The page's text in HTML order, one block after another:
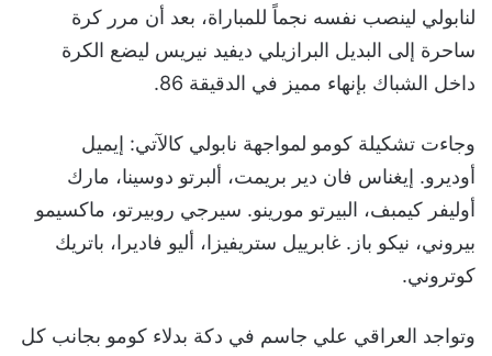
لنابولي لينصب نفسه نجماً للمباراة، بعد أن مرر كرة
ساحرة إلى البديل البرازيلي ديفيد نيريس ليضع الكرة
داخل الشباك بإنهاء مميز في الدقيقة 86.
وجاءت تشكيلة كومو لمواجهة نابولي كالآتي: إيميل
أوديرو. إيغناس فان دير بريمت، ألبرتو دوسينا، مارك
أوليفر كيمبف، البيرتو مورينو. سيرجي روبيرتو، ماكسيمو
بيروني، نيكو باز. غابرييل ستريفيزا، أليو فاديرا، باتريك
كوتروني.
وتواجد العراقي علي جاسم في دكة بدلاء كومو بجانب كل